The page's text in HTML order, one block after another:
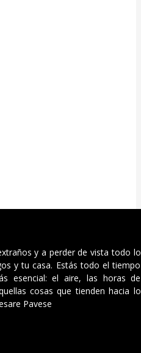
y a perder de vista todo lo
y tu casa. Estás todo el tiempo
esencial: el aire, las horas de
cosas que tienden hacia lo
Pavese